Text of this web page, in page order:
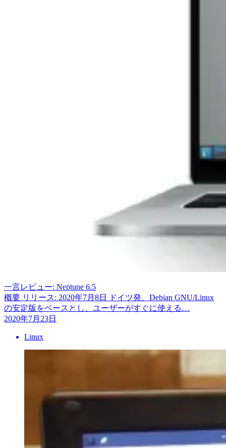
一言レビュー: Neptune 6.5
概要 リリース: 2020年7月8日 ドイツ発、Debian GNU/Linux
の安定版をベースとし、ユーザーがすぐに使える…
2020年7月23日
Linux